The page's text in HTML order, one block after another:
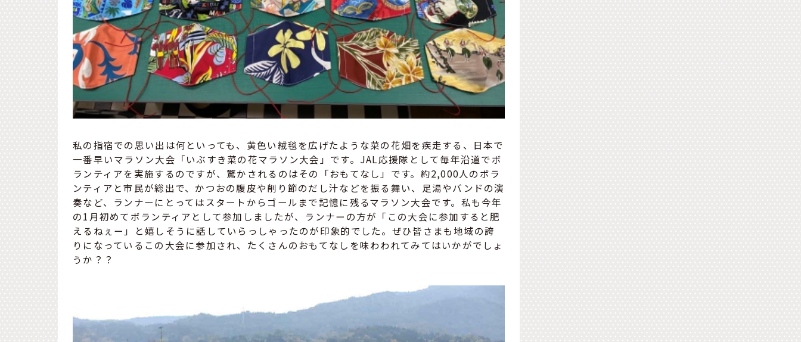
私の指宿での思い出は何といっても、黄色い絨毯を広げたような菜の花畑を疾走する、日本で
一番早いマラソン大会「いぶすき菜の花マラソン大会」です。JAL応援隊として毎年沿道でボ
ランティアを実施するのですが、驚かされるのはその「おもてなし」です。約2,000人のボラ
ンティアと市民が総出で、かつおの腹皮や削り節のだし汁などを振る舞い、足湯やバンドの演
奏など、ランナーにとってはスタートからゴールまで記憶に残るマラソン大会です。私も今年
の1月初めてボランティアとして参加しましたが、ランナーの方が「この大会に参加すると肥
えるねぇー」と嬉しそうに話していらっしゃったのが印象的でした。ぜひ皆さまも地域の誇
りになっているこの大会に参加され、たくさんのおもてなしを味わわれてみてはいかがでしょ
うか？？